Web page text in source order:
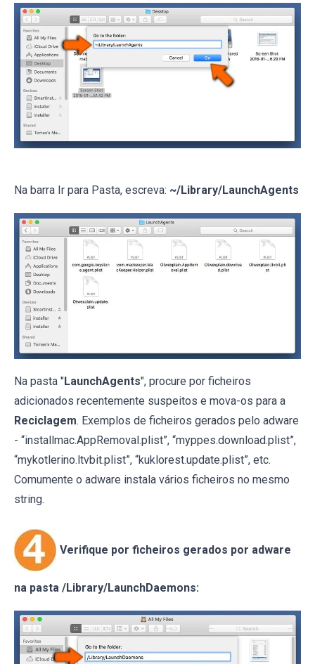
Na barra Ir para Pasta, escreva: ~/Library/LaunchAgents
Na pasta "LaunchAgents", procure por ficheiros
adicionados recentemente suspeitos e mova-os para a
Reciclagem. Exemplos de ficheiros gerados pelo adware
- “installmac.AppRemoval.plist”, “myppes.download.plist”,
“mykotlerino.ltvbit.plist”, “kuklorest.update.plist”, etc.
Comumente o adware instala vários ficheiros no mesmo
string.
Verifique por ficheiros gerados por adware
na pasta /Library/LaunchDaemons: